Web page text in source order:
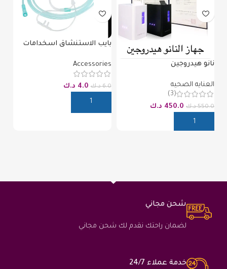
نانو هيدروجين
العنايه الصحيه
(3)
550.0 د.ك 450.0 د.ك
بايب الاستنشاق اسخدامات
Accessories
6.0 د.ك 4.0 د.ك
شحن مجاني
لضمان راحتك نقدم لك شحن مجاني
خدمة عملاء 24/7